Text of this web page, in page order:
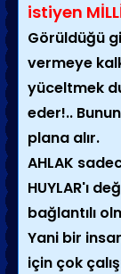
istiyen
Görüldüğü
vermeye
yüceltmek
eder!..
plana alır.
AHLAK
HUYLAR'ı
bağlantılı
Yani bir
için çok